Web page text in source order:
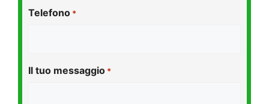
Telefono *
Il tuo messaggio *